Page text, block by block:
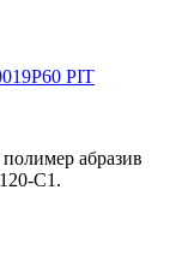
PIT
абразив
C1.